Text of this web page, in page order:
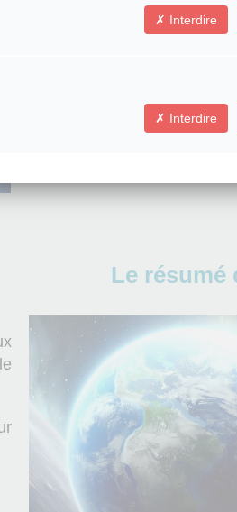
Le résumé
Interdire
Interdire